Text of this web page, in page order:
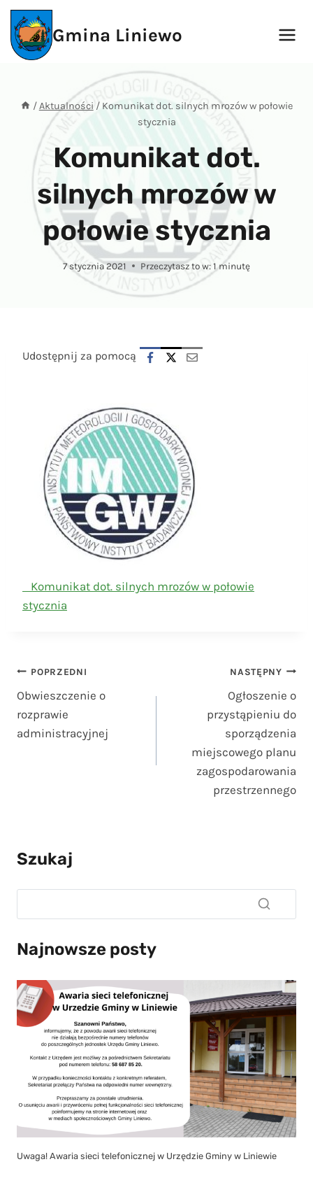
Przejdź
treści
Gmina Liniewo
/Aktualności / Komunikat dot. silnych mrozów w połowie
stycznia
Komunikat dot.
silnych mrozów w
połowie stycznia
7 stycznia 2021 Przeczytasz to w: 1minutę
Udostępnij za pomocą
Komunikat dot. silnych mrozów w połowie
stycznia
Nawigacja
wpisu
POPRZEDNI
Obwieszczenie o
rozprawie
administracyjnej
NASTĘPNY
Ogłoszenie o
przystąpieniu do
sporządzenia
miejscowego planu
zagospodarowania
przestrzennego
Szukaj
Najnowsze posty
Uwaga! Awaria sieci telefonicznej w Urzędzie Gminy w Liniewie